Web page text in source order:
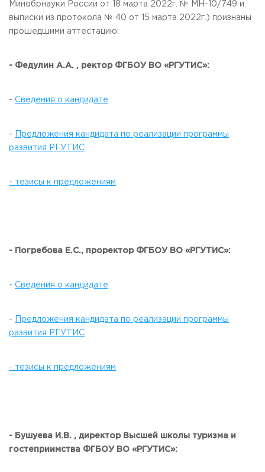
Минобрнауки России от 18 марта 2022г. № МН-10/749 и
выписки из протокола № 40 от 15 марта 2022г.) признаны
прошедшими аттестацию:
- Федулин А.А. , ректор ФГБОУ ВО «РГУТИС»:
- Сведения о кандидате
-
Предложения кандидата по реализации программы
развития РГУТИС
- тезисы к предложениям
- Погребова Е.С., проректор ФГБОУ ВО «РГУТИС»:
- Сведения о кандидате
-
Предложения кандидата по реализации программы
развития РГУТИС
- тезисы к предложениям
- Бушуева И.В. , директор Высшей школы туризма и
гостеприимства ФГБОУ ВО «РГУТИС»: